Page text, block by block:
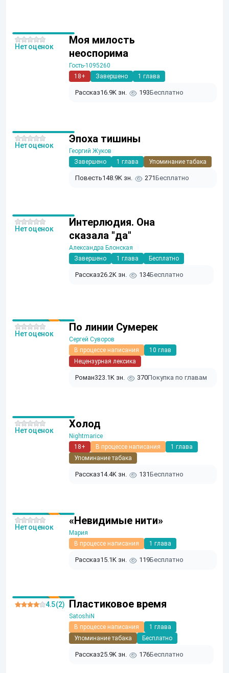
Моя милость
неоспорима
Гость-1095260
18+
Завершено 1 глава
Рассказ16.9K зн. 193Бесплатно
Нет оценок
Эпоха тишины
Георгий Жуков
Завершено
1 глава Упоминание табака
Повесть148.9K зн. 271Бесплатно
Нет оценок
Интерлюдия. Она
сказала "да"
Александра Блонская
Завершено
1 глава Бесплатно
Рассказ26.2K зн. 134Бесплатно
Нет оценок
По линии Сумерек
Сергей Суворов
В процессе написания
10 глав
Нецензурная лексика
Роман323.1K зн. 370Покупка по главам
Нет оценок
Холод
Nightmarice
18+
В процессе написания
1 глава
Упоминание табака
Рассказ14.4K зн. 131Бесплатно
Нет оценок
«Невидимые нити»
Мария
В процессе написания
1 глава
Рассказ15.1K зн. 119Бесплатно
Нет оценок
Пластиковое время
SatoshiN
В процессе написания
1 глава
Упоминание табака
Бесплатно
Рассказ25.9K зн. 176Бесплатно
4.5 (2)